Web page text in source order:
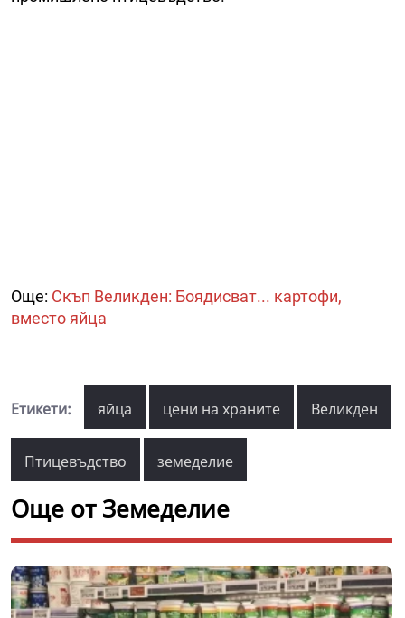
Още: Скъп Великден: Боядисват... картофи,
вместо яйца
Етикети: яйца цени на храните Великден
Птицевъдство земеделие
Още от Земеделие